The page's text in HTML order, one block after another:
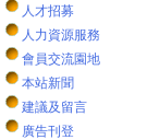
人才招募
人力資源服務
會員交流園地
本站新聞
建議及留言
廣告刊登